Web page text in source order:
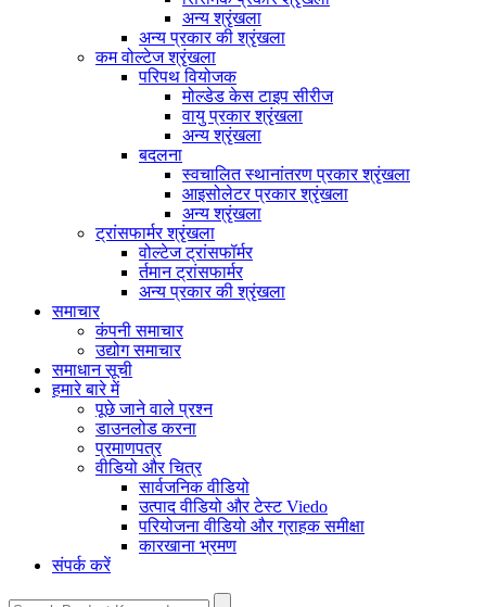
अन्य श्रृंखला
अन्य प्रकार की श्रृंखला
कम वोल्टेज श्रृंखला
परिपथ वियोजक
मोल्डेड केस टाइप सीरीज
वायु प्रकार श्रृंखला
अन्य श्रृंखला
बदलना
स्वचालित स्थानांतरण प्रकार श्रृंखला
आइसोलेटर प्रकार श्रृंखला
अन्य श्रृंखला
ट्रांसफार्मर श्रृंखला
वोल्टेज ट्रांसफॉर्मर
र्तमान ट्रांसफार्मर
अन्य प्रकार की श्रृंखला
समाचार
कंपनी समाचार
उद्योग समाचार
समाधान सूची
हमारे बारे में
पूछे जाने वाले प्रश्न
डाउनलोड करना
प्रमाणपत्र
वीडियो और चित्र
सार्वजनिक वीडियो
उत्पाद वीडियो और टेस्ट Viedo
परियोजना वीडियो और ग्राहक समीक्षा
कारखाना भ्रमण
संपर्क करें